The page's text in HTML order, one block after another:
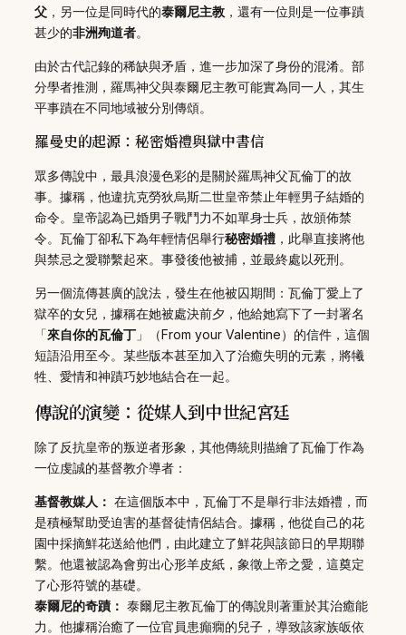
父 ，另一位是同時代的泰爾尼主教 ，還有一位則是一位事蹟
甚少的非洲殉道者。
由於古代記錄的稀缺與矛盾，進一步加深了身份的混淆。部
分學者推測，羅馬神父與泰爾尼主教可能實為同一人，其生
平事蹟在不同地域被分別傳頌。
羅曼史的起源：秘密婚禮與獄中書信
眾多傳說中，最具浪漫色彩的是關於羅馬神父瓦倫丁的故
事。據稱，他違抗克勞狄烏斯二世皇帝禁止年輕男子結婚的
命令。皇帝認為已婚男子戰鬥力不如單身士兵，故頒佈禁
令。瓦倫丁卻私下為年輕情侶舉行秘密婚禮 ，此舉直接將他
與禁忌之愛聯繫起來。事發後他被捕，並最終處以死刑。
另一個流傳甚廣的說法，發生在他被囚期間：瓦倫丁愛上了
獄卒的女兒，據稱在她被處決前夕，他給她寫下了一封署名
「來自你的瓦倫丁 」（From your Valentine）的信件，這個
短語沿用至今。某些版本甚至加入了治癒失明的元素，將犧
牲、愛情和神蹟巧妙地結合在一起。
傳說的演變：從媒人到中世紀宮廷
除了反抗皇帝的叛逆者形象，其他傳統則描繪了瓦倫丁作為
一位虔誠的基督教介導者：
基督教媒人： 在這個版本中，瓦倫丁不是舉行非法婚禮，而
是積極幫助受迫害的基督徒情侶結合。據稱，他從自己的花
園中採摘鮮花送給他們，由此建立了鮮花與該節日的早期聯
繫。他還被認為會剪出心形羊皮紙，象徵上帝之愛，這奠定
了心形符號的基礎。
泰爾尼的奇蹟： 泰爾尼主教瓦倫丁的傳說則著重於其治癒能
力。他據稱治癒了一位官員患癲癇的兒子，導致該家族皈依